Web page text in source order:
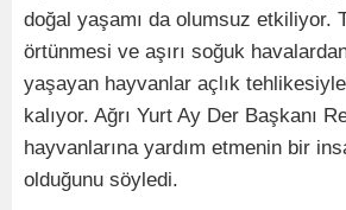
doğal yaşamı da olumsuz etkiliyor.
örtünmesi ve aşırı soğuk
yaşayan hayvanlar açlık
kalıyor. Ağrı Yurt Ay Der Başkanı
hayvanlarına yardım etmenin bir
olduğunu söyledi.